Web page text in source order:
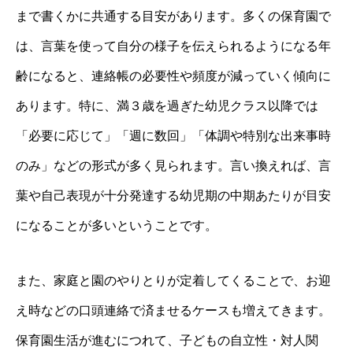
まで書くかに共通する目安があります。多くの保育園で
は、言葉を使って自分の様子を伝えられるようになる年
齢になると、連絡帳の必要性や頻度が減っていく傾向に
あります。特に、満３歳を過ぎた幼児クラス以降では
「必要に応じて」「週に数回」「体調や特別な出来事時
のみ」などの形式が多く見られます。言い換えれば、言
葉や自己表現が十分発達する幼児期の中期あたりが目安
になることが多いということです。
また、家庭と園のやりとりが定着してくることで、お迎
え時などの口頭連絡で済ませるケースも増えてきます。
保育園生活が進むにつれて、子どもの自立性・対人関